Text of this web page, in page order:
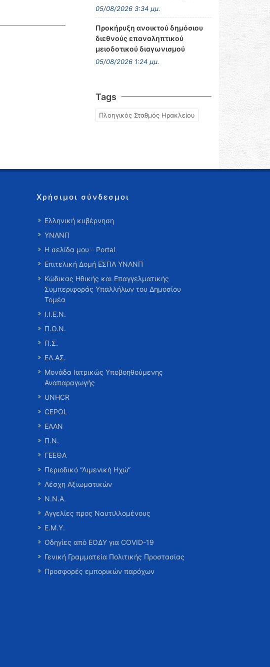
05/08/2026 3:34 μμ.
Προκήρυξη ανοικτού δημόσιου
διεθνούς επαναληπτικού
μειοδοτικού διαγωνισμού
05/08/2026 1:24 μμ.
Tags
Πλοηγικός Σταθμός Ηρακλείου
Χρήσιμοι σύνδεσμοι
Ελληνική κυβέρνηση
ΥΝΑΝΠ
Η σελίδα μου - Portal
Επιτελική Δομή ΕΣΠΑ ΥΝΑΝΠ
Κώδικας Ηθικής και Επαγγελματικής
Συμπεριφοράς Υπαλλήλων του Δημοσίου
Τομέα
Ι.Ι.Ε.Ν.
Π.Ο.Ν.
Π.Σ.
ΕΛ.ΑΣ.
Μονάδα Ιατρικώς Υποβοηθούμενης
Αναπαραγωγής
UNHCR
CEPOL
ΕΑΑΝ
Π.Ν.
ΓΕΕΘΑ
Περιοδικό “Λιμενική Ηχώ”
Λέσχη Αξιωματικών
Ν.Ν.Α.
Αγγελίες προς Ναυτιλλομένους
Ε.Μ.Υ.
Οδηγίες από ΕΟΔΥ για COVID-19
Γενική Γραμματεία Πολιτικής Προστασίας
Προσφορές εμπορικών παρόχων